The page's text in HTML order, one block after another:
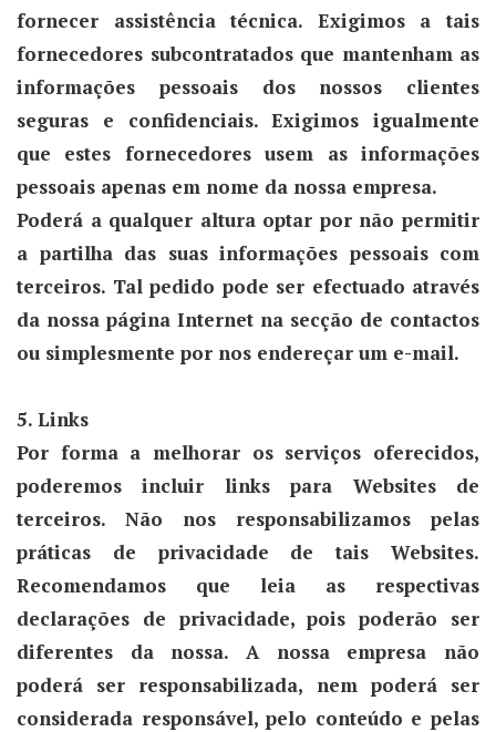
fornecer assistência técnica. Exigimos a tais
fornecedores subcontratados que mantenham as
informações pessoais dos nossos clientes
seguras e confidenciais. Exigimos igualmente
que estes fornecedores usem as informações
pessoais apenas em nome da nossa empresa.
Poderá a qualquer altura optar por não permitir
a partilha das suas informações pessoais com
terceiros. Tal pedido pode ser efectuado através
da nossa página Internet na secção de contactos
ou simplesmente por nos endereçar um e-mail.
5. Links
Por forma a melhorar os serviços oferecidos,
poderemos incluir links para Websites de
terceiros. Não nos responsabilizamos pelas
práticas de privacidade de tais Websites.
Recomendamos que leia as respectivas
declarações de privacidade, pois poderão ser
diferentes da nossa. A nossa empresa não
poderá ser responsabilizada, nem poderá ser
considerada responsável, pelo conteúdo e pelas